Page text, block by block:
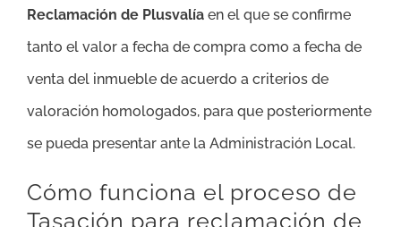
Reclamación de Plusvalía en el que se confirme
tanto el valor a fecha de compra como a fecha de
venta del inmueble de acuerdo a criterios de
valoración homologados, para que posteriormente
se pueda presentar ante la Administración Local.
Cómo funciona el proceso de
Tasación para reclamación de